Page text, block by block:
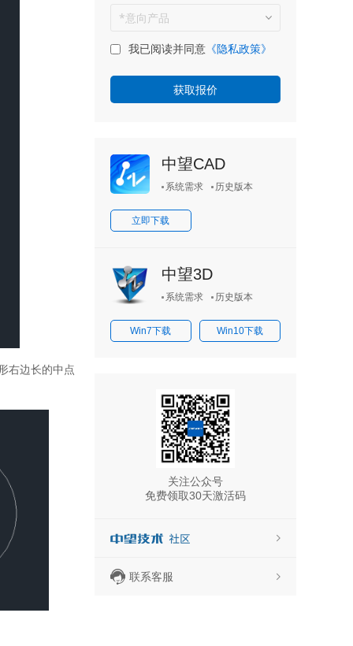
右边长的中点
我已阅读并同意 《隐私政策》
中望CAD
系统需求 历史版本
立即下载
中望3D
系统需求 历史版本
Win7下载 Win10下载
关注公众号
免费领取30天激活码
联系客服